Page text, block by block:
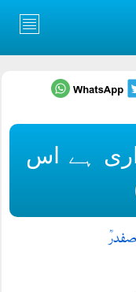
ہے اس
صفدرؒ